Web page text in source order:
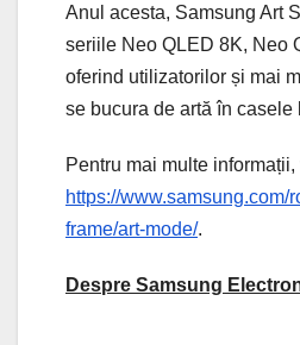
Anul acesta, Samsung Art
seriile Neo QLED 8K, Neo
oferind utilizatorilor și mai
se bucura de artă în casele
Pentru mai multe informații,
https://www.samsung.com/
frame/art-mode/.
Despre Samsung